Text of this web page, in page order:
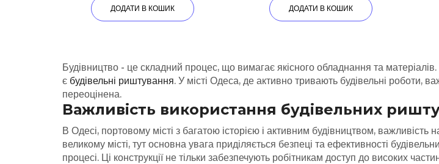
ДОДАТИ В КОШИК ДОДАТИ В КОШИК
Будівництво - це складний процес, що вимагає якісного обладнання та
є будівельні риштування. У місті Одеса, де активно тривають будівельні роботи,
переоцінена.
Важливість використання будівельних
В Одесі, портовому місті з багатою історією і активним будівництвом,
великому місті, тут основна увага приділяється безпеці та ефективності
процесі. Ці конструкції не тільки забезпечують робітникам доступ до високих